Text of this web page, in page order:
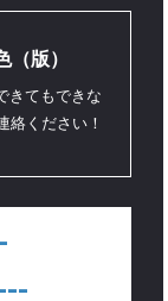
（版）
きてもできな
絡ください！